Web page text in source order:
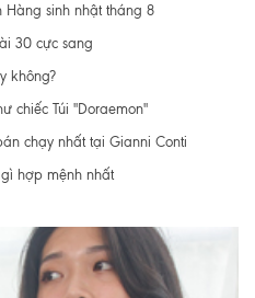
sinh nhật tháng 8
30 cực sang
không?
chiếc Túi "Doraemon"
chạy nhất tại Gianni Conti
hợp mệnh nhất